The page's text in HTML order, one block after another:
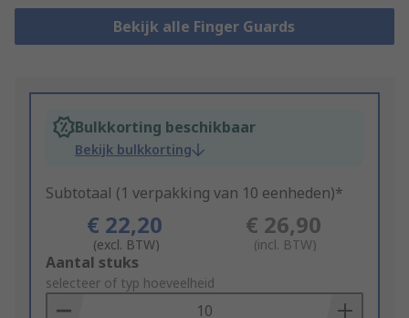
Bekijk alle Finger Guards
Bulkkorting beschikbaar
Bekijk bulkkorting
Subtotaal (1 verpakking van 10 eenheden)*
€ 22,20
(excl. BTW)
€ 26,90
(incl. BTW)
Add
to
Basket
Aantal stuks
selecteer of typ hoeveelheid